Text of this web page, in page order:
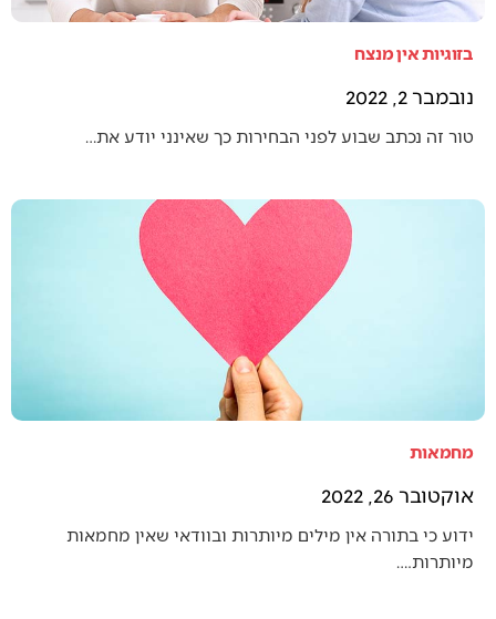
בזוגיות אין מנצח
נובמבר 2, 2022
טור זה נכתב שבוע לפני הבחירות כך שאינני יודע את…
מחמאות
אוקטובר 26, 2022
ידוע כי בתורה אין מילים מיותרות ובוודאי שאין מחמאות
מיותרות.…